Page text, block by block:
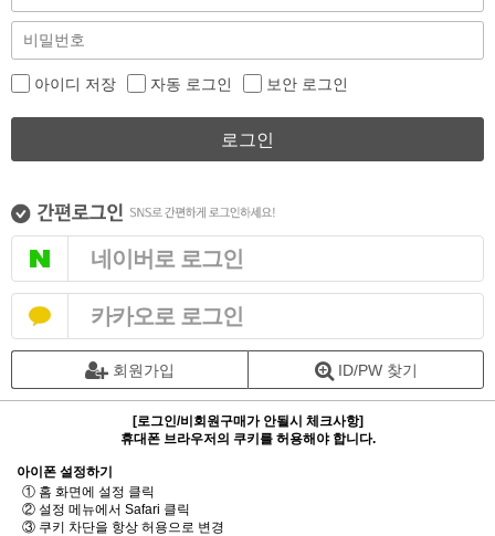
아이디 저장 자동 로그인 보안 로그인
로그인
네이버로 로그인
카카오로 로그인
회원가입 ID/PW 찾기
[로그인/비회원구매가 안될시 체크사항]
휴대폰 브라우저의 쿠키를 허용해야 합니다.
아이폰 설정하기
① 홈 화면에 설정 클릭
② 설정 메뉴에서 Safari 클릭
③ 쿠키 차단을 항상 허용으로 변경